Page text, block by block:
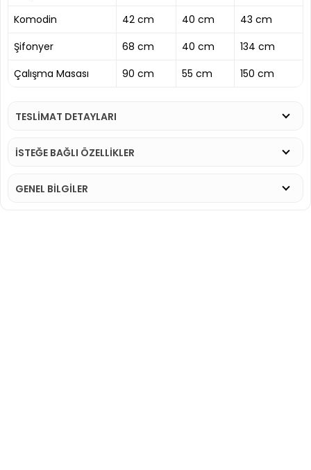
Komodin
42 cm 40 cm
43 cm
Şifonyer
68 cm 40 cm
134 cm
Çalışma Masası
90 cm 55 cm 150 cm
TESLİMAT DETAYLARI
İSTEĞE BAĞLI ÖZELLİKLER
GENEL BİLGİLER